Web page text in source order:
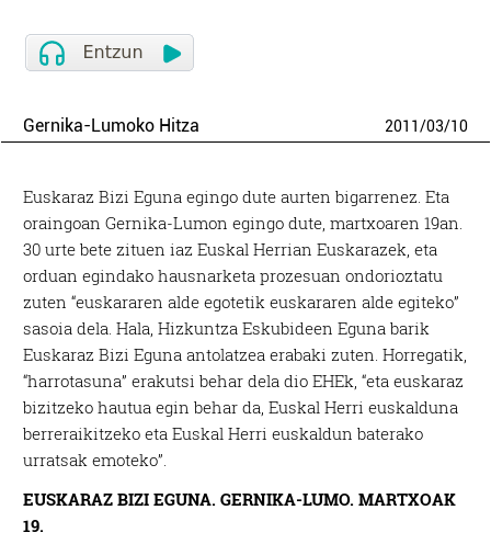
Gernika-Lumoko Hitza 2011/03/10
Euskaraz Bizi Eguna egingo dute aurten bigarrenez. Eta
oraingoan Gernika-Lumon egingo dute, martxoaren 19an.
30 urte bete zituen iaz Euskal Herrian Euskarazek, eta
orduan egindako hausnarketa prozesuan ondorioztatu
zuten “euskararen alde egotetik euskararen alde egiteko”
sasoia dela. Hala, Hizkuntza Eskubideen Eguna barik
Euskaraz Bizi Eguna antolatzea erabaki zuten. Horregatik,
“harrotasuna” erakutsi behar dela dio EHEk, “eta euskaraz
bizitzeko hautua egin behar da, Euskal Herri euskalduna
berreraikitzeko eta Euskal Herri euskaldun baterako
urratsak emoteko”.
EUSKARAZ BIZI EGUNA. GERNIKA-LUMO. MARTXOAK
19.